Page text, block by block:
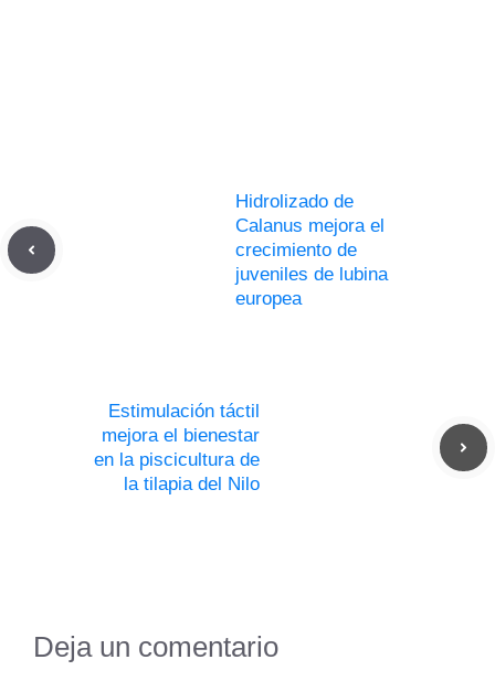
Hidrolizado de
Calanus mejora el
crecimiento de
juveniles de lubina
europea
Estimulación táctil
mejora el bienestar
en la piscicultura de
la tilapia del Nilo
Deja un comentario